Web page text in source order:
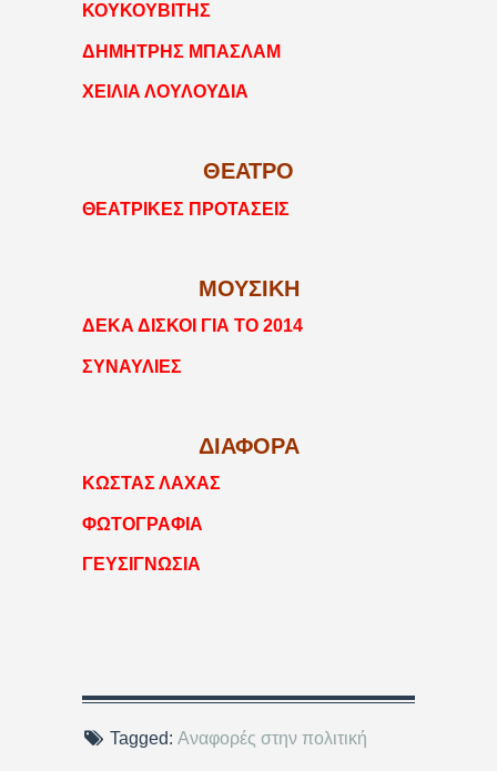
ΚΟΥΚΟΥΒΙΤΗΣ
ΔΗΜΗΤΡΗΣ ΜΠΑΣΛΑΜ
ΧΕΙΛΙΑ ΛΟΥΛΟΥΔΙΑ
ΘΕΑΤΡΟ
ΘΕΑΤΡΙΚΕΣ ΠΡΟΤΑΣΕΙΣ
ΜΟΥΣΙΚΗ
ΔΕΚΑ ΔΙΣΚΟΙ ΓΙΑ ΤΟ 2014
ΣΥΝΑΥΛΙΕΣ
ΔΙΑΦΟΡΑ
ΚΩΣΤΑΣ ΛΑΧΑΣ
ΦΩΤΟΓΡΑΦΙΑ
ΓΕΥΣΙΓΝΩΣΙΑ
Tagged: Αναφορές στην πολιτική